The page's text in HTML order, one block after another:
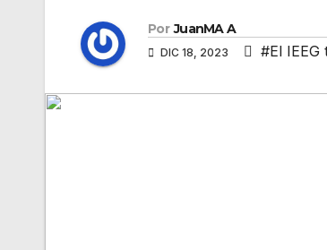
Por JuanMA A
DIC 18, 2023 #El